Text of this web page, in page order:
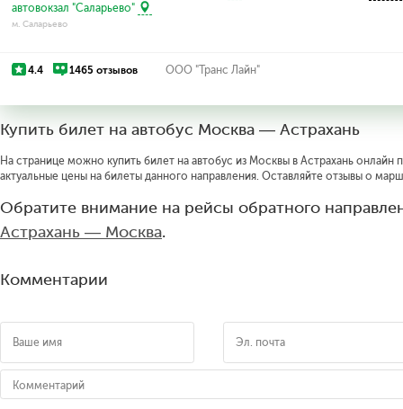
автовокзал "Саларьево"
м. Саларьево
4.4 1465 отзывов ООО "Транс Лайн"
Купить билет на автобус Москва — Астрахань
На странице можно купить билет на автобус из Москвы в Астрахань онлайн
актуальные цены на билеты данного направления. Оставляйте отзывы о
Обратите внимание на рейсы обратного
Астрахань — Москва.
Комментарии